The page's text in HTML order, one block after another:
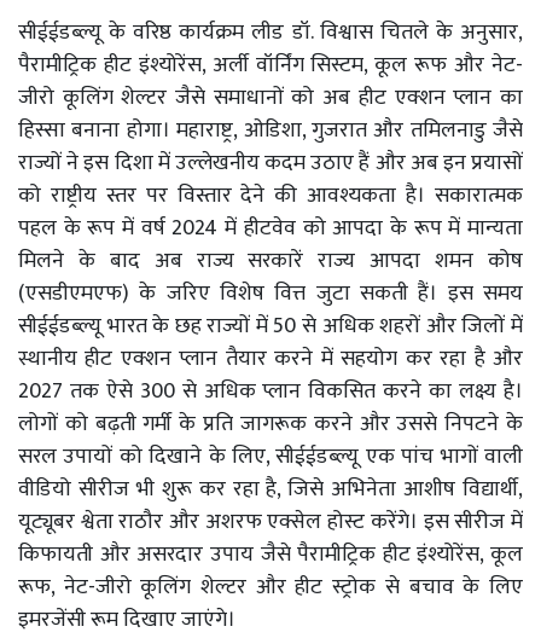
सीईईडब्ल्यू के वरिष्ठ कार्यक्रम लीड डॉ. विश्वास चितले के अनुसार,
पैरामीट्रिक हीट इंश्योरेंस, अर्ली वॉर्निंग सिस्टम, कूल रूफ और नेट-
जीरो कूलिंग शेल्टर जैसे समाधानों को अब हीट एक्शन प्लान का
हिस्सा बनाना होगा। महाराष्ट्र, ओडिशा, गुजरात और तमिलनाडु जैसे
राज्यों ने इस दिशा में उल्लेखनीय कदम उठाए हैं और अब इन प्रयासों
को राष्ट्रीय स्तर पर विस्तार देने की आवश्यकता है। सकारात्मक
पहल के रूप में वर्ष 2024 में हीटवेव को आपदा के रूप में मान्यता
मिलने के बाद अब राज्य सरकारें राज्य आपदा शमन कोष
(एसडीएमएफ) के जरिए विशेष वित्त जुटा सकती हैं। इस समय
सीईईडब्ल्यू भारत के छह राज्यों में 50 से अधिक शहरों और जिलों में
स्थानीय हीट एक्शन प्लान तैयार करने में सहयोग कर रहा है और
2027 तक ऐसे 300 से अधिक प्लान विकसित करने का लक्ष्य है।
लोगों को बढ़ती गर्मी के प्रति जागरूक करने और उससे निपटने के
सरल उपायों को दिखाने के लिए, सीईईडब्ल्यू एक पांच भागों वाली
वीडियो सीरीज भी शुरू कर रहा है, जिसे अभिनेता आशीष विद्यार्थी,
यूट्यूबर श्वेता राठौर और अशरफ एक्सेल होस्ट करेंगे। इस सीरीज में
किफायती और असरदार उपाय जैसे पैरामीट्रिक हीट इंश्योरेंस, कूल
रूफ, नेट-जीरो कूलिंग शेल्टर और हीट स्ट्रोक से बचाव के लिए
इमरजेंसी रूम दिखाए जाएंगे।